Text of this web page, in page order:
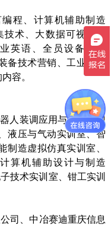
程、计算机辅助制造
技术、大数据可视化技
英语、全员设备管理
备技术营销、工业工程
容。
人装调应用与维护实训
液压与气动实训室、智
制造虚拟仿真实训室、
算机辅助设计与制造
技术实训室、钳工实训
司、中冶赛迪重庆信息